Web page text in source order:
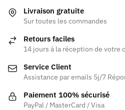
Livraison gratuite
Sur toutes les commandes
Retours faciles
14 jours à la réception de votre
Service Client
Assistance par emails 5j/7
Paiement 100% sécurisé
PayPal / MasterCard / Visa